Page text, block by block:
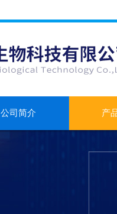
公司简介 产